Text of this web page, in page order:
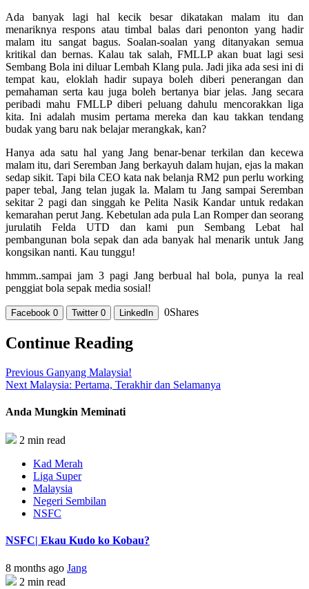
Ada banyak lagi hal kecik besar dikatakan malam itu dan
menariknya respons atau timbal balas dari penonton yang hadir
malam itu sangat bagus. Soalan-soalan yang ditanyakan semua
kritikal dan bernas. Kalau tak salah, FMLLP akan buat lagi sesi
Sembang Bola ini diluar Lembah Klang pula. Jadi jika ada sesi ini di
tempat kau, eloklah hadir supaya boleh diberi penerangan dan
pemahaman serta kau juga boleh bertanya biar jelas. Jang secara
peribadi mahu FMLLP diberi peluang dahulu mencorakkan liga
kita. Ini adalah musim pertama mereka dan kau takkan tendang
budak yang baru nak belajar merangkak, kan?
Hanya ada satu hal yang Jang benar-benar terkilan dan kecewa
malam itu, dari Seremban Jang berkayuh dalam hujan, ejas la makan
sedap sikit. Tapi bila CEO kata nak belanja RM2 pun perlu working
paper tebal, Jang telan jugak la. Malam tu Jang sampai Seremban
sekitar 2 pagi dan singgah ke Pelita Nasik Kandar untuk redakan
kemarahan perut Jang. Kebetulan ada pula Lan Romper dan seorang
jurulatih Felda UTD dan kami pun Sembang Lebat hal
pembangunan bola sepak dan ada banyak hal menarik untuk Jang
kongsikan nanti. Kau tunggu!
hmmm..sampai jam 3 pagi Jang berbual hal bola, punya la real
penggiat bola sepak media sosial!
Facebook 0 Twitter 0 LinkedIn 0Shares
Continue Reading
Previous Ganyang Malaysia!
Next Malaysia: Pertama, Terakhir dan Selamanya
Anda Mungkin Meminati
2 min read
Kad Merah
Liga Super
Malaysia
Negeri Sembilan
NSFC
NSFC| Ekau Kudo ko Kobau?
8 months ago Jang
2 min read